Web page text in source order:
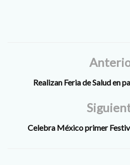
Realizan Feria de Salud en
Celebra México primer